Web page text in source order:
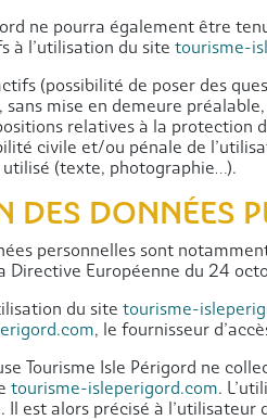
ne pourra également être
à l’utilisation du site tourisme-
(possibilité de poser des
sans mise en demeure
relatives à la protection
civile et/ou pénale de
(texte, photographie…).
DES DONNÉES
personnelles sont
Directive Européenne du 24
du site tourisme-
, le fournisseur
Tourisme Isle Périgord ne
tourisme-isleperigord.com.
Il est alors précisé à l’utilisateur